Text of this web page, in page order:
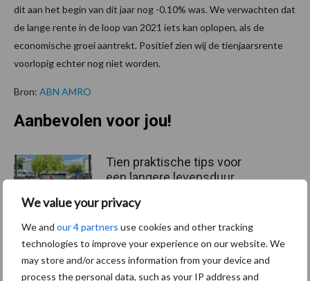
We value your privacy
We and our 4 partners use cookies and other tracking
technologies to improve your experience on our website. We
may store and/or access information from your device and
process the personal data, such as your IP address and
dit aan het begin van dit jaar nog -0.10% was. We verwachten dat
de lange rente in de loop van 2021 iets kan oplopen, als de
economische groei aantrekt. Positief zien wij de tienjaarsrente
voorlopig echter nog niet worden.
Bron: ABN AMRO
Aanbevolen voor jou!
Tien praktische tips voor
een langere levensduur
“Vraag naar praktische
hygieneoplossingen is in